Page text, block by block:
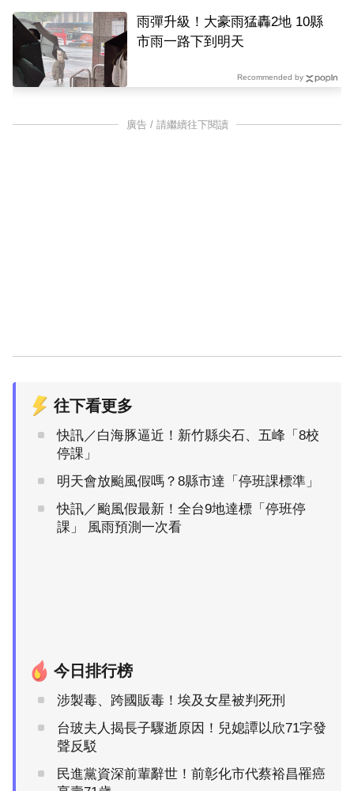
雨彈升級！大豪雨猛轟2地 10縣
市雨一路下到明天
Recommended by
廣告 / 請繼續往下閱讀
往下看更多
快訊／白海豚逼近！新竹縣尖石、五峰「8校
停課」
明天會放颱風假嗎？8縣市達「停班課標準」
快訊／颱風假最新！全台9地達標「停班停
課」 風雨預測一次看
今日排行榜
涉製毒、跨國販毒！埃及女星被判死刑
台玻夫人揭長子驟逝原因！兒媳譚以欣71字發
聲反駁
民進黨資深前輩辭世！前彰化市代蔡裕昌罹癌